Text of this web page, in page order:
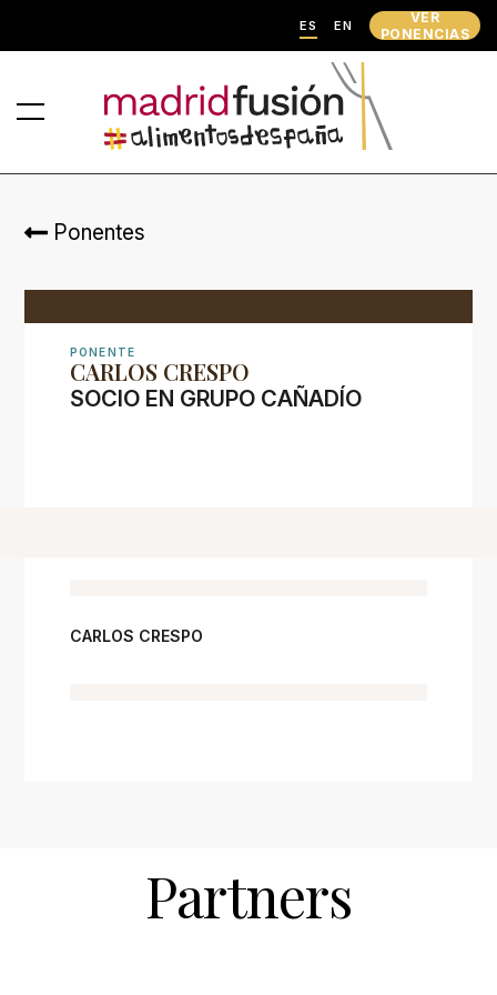
ES EN
VER
PONENCIAS
Ponentes
PONENTE
CARLOS CRESPO
SOCIO EN GRUPO CAÑADÍO
CARLOS CRESPO
Partners